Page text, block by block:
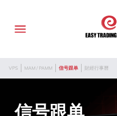
VPS MAM / PAMM 信号跟单 財經行事曆
信号跟单